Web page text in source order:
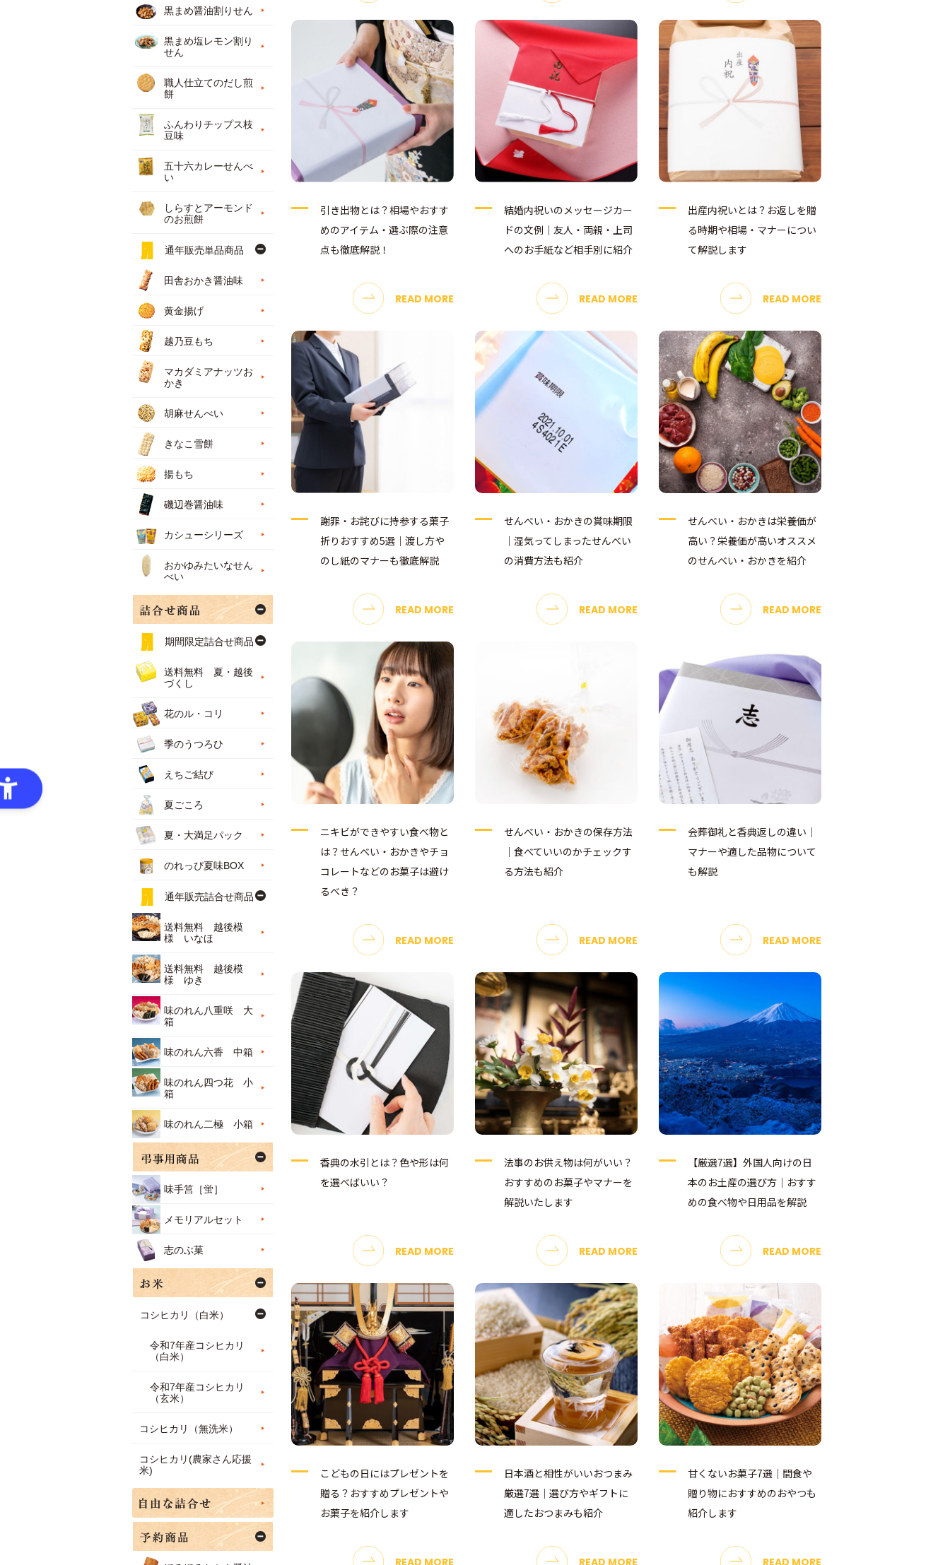
引き出物とは？相場やおすす
めのアイテム・選ぶ際の注意
点も徹底解説！
READ MORE
結婚内祝いのメッセージカー
ドの文例｜友人・両親・上司
へのお手紙など相手別に紹介
READ MORE
出産内祝いとは？お返しを贈
る時期や相場・マナーについ
て解説します
READ MORE
謝罪・お詫びに持参する菓子
折りおすすめ5選｜渡し方や
のし紙のマナーも徹底解説
READ MORE
せんべい・おかきの賞味期限
｜湿気ってしまったせんべい
の消費方法も紹介
READ MORE
せんべい・おかきは栄養価が
高い？栄養価が高いオススメ
のせんべい・おかきを紹介
READ MORE
ニキビができやすい食べ物と
は？せんべい・おかきやチョ
コレートなどのお菓子は避け
るべき？
READ MORE
せんべい・おかきの保存方法
｜食べていいのかチェックす
る方法も紹介
READ MORE
会葬御礼と香典返しの違い｜
マナーや適した品物について
も解説
READ MORE
香典の水引とは？色や形は何
を選べばいい？
READ MORE
法事のお供え物は何がいい？
おすすめのお菓子やマナーを
解説いたします
READ MORE
【厳選7選】外国人向けの日
本のお土産の選び方｜おすす
めの食べ物や日用品を解説
READ MORE
こどもの日にはプレゼントを
贈る？おすすめプレゼントや
お菓子を紹介します
READ MORE
日本酒と相性がいいおつまみ
厳選7選｜選び方やギフトに
適したおつまみも紹介
READ MORE
甘くないお菓子7選｜間食や
贈り物におすすめのおやつも
紹介します
READ MORE
黒まめ醤油割りせん
黒まめ塩レモン割り
せん
職人仕立てのだし煎
餅
ふんわりチップス枝
豆味
五十六カレーせんべ
い
しらすとアーモンド
のお煎餅
通年販売単品商品
田舎おかき醤油味
黄金揚げ
越乃豆もち
マカダミアナッツお
かき
胡麻せんべい
きなこ雪餅
揚もち
磯辺巻醤油味
カシューシリーズ
おかゆみたいなせん
べい
期間限定詰合せ商品
送料無料 夏・越後
づくし
花のル・コリ
季のうつろひ
えちご結び
夏ごころ
夏・大満足パック
のれっぴ夏味BOX
通年販売詰合せ商品
送料無料 越後模
様 いなほ
送料無料 越後模
様 ゆき
味のれん八重咲 大
箱
味のれん六香 中箱
味のれん四つ花 小
箱
味のれん二極 小箱
味手筥［蛍］
メモリアルセット
志のぶ菓
コシヒカリ（白米）
令和7年産コシヒカリ
（白米）
令和7年産コシヒカリ
（玄米）
コシヒカリ（無洗米）
コシヒカリ(農家さん応援
米)